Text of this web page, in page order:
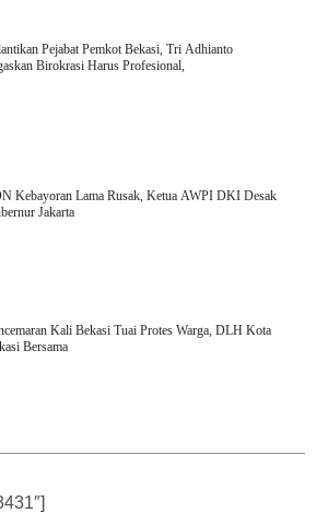
Pejabat Pemkot Bekasi, Tri Adhianto
Birokrasi Harus Profesional,
Kebayoran Lama Rusak, Ketua AWPI DKI Desak
Jakarta
Kali Bekasi Tuai Protes Warga, DLH Kota
Bersama